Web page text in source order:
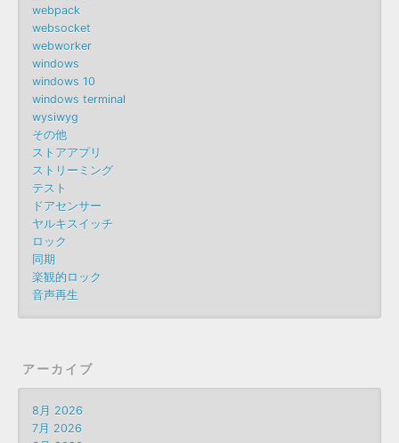
webpack
websocket
webworker
windows
windows 10
windows terminal
wysiwyg
その他
ストアアプリ
ストリーミング
テスト
ドアセンサー
ヤルキスイッチ
ロック
同期
楽観的ロック
音声再生
アーカイブ
8月 2026
7月 2026